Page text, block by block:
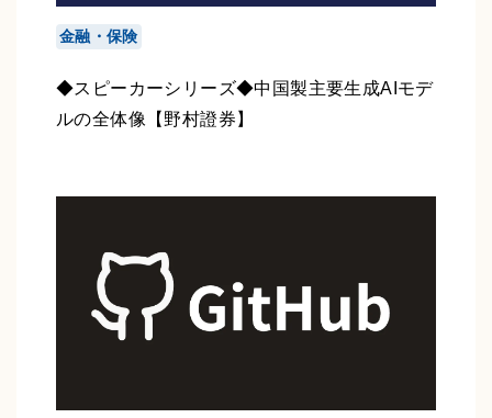
金融・保険
◆スピーカーシリーズ◆中国製主要生成AIモデ
ルの全体像【野村證券】